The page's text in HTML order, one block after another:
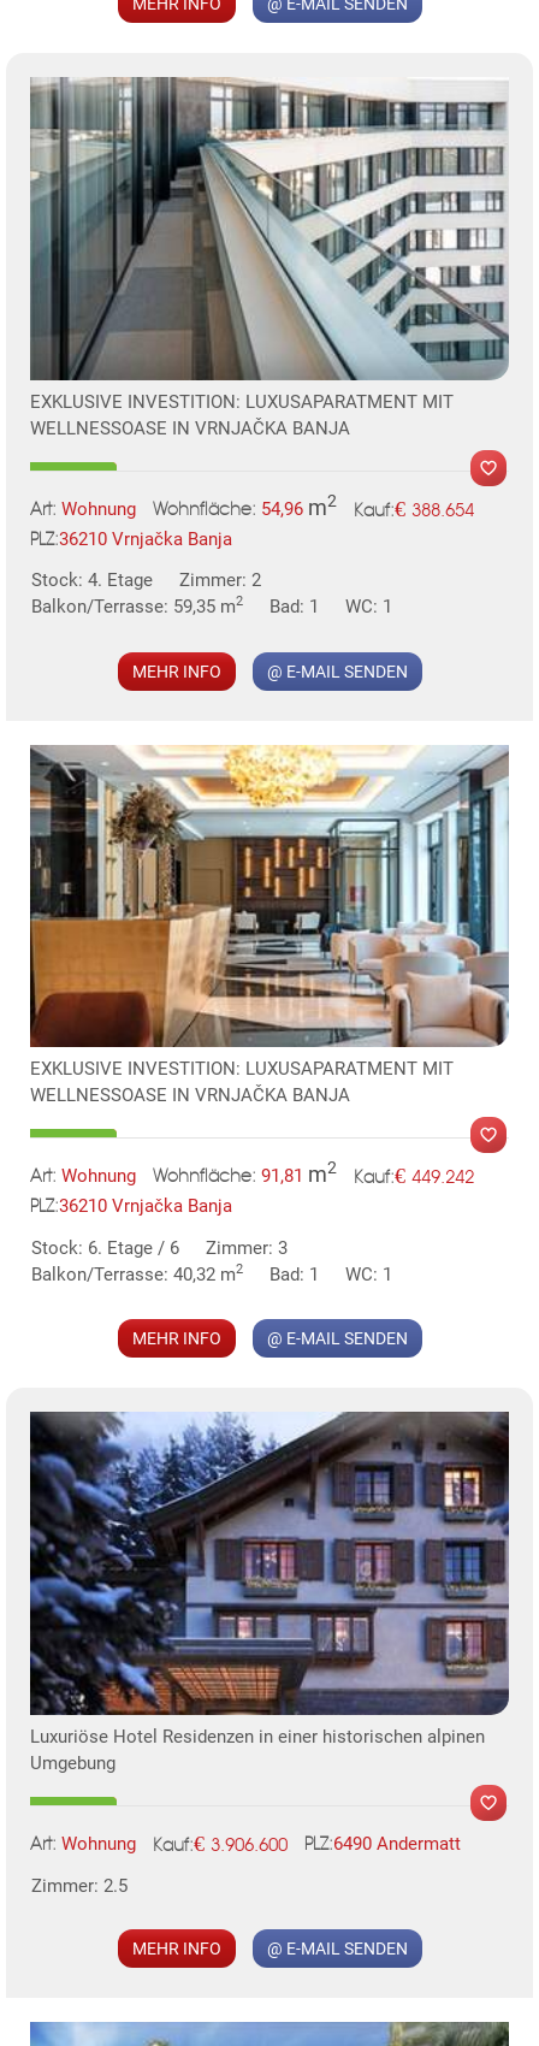
KLIS
TE
KLIS
KLIS
EXKLUSIVE INVESTITION: LUXUSAPARATMENT MIT
WELLNESSOASE IN VRNJAČKA BANJA
Art: Wohnung Wohnfläche: 54,96 m2 Kauf:€ 388.654
PLZ:36210 Vrnjačka Banja
Stock: 4. Etage
Zimmer: 2
Balkon/Terrasse: 59,35 m2 Bad: 1 WC: 1
MEHR INFO @ E-MAIL SENDEN
EXKLUSIVE INVESTITION: LUXUSAPARATMENT MIT
WELLNESSOASE IN VRNJAČKA BANJA
Art: Wohnung Wohnfläche: 91,81 m2 Kauf:€ 449.242
PLZ:36210 Vrnjačka Banja
Stock: 6. Etage / 6
Zimmer: 3
Balkon/Terrasse: 40,32 m2 Bad: 1 WC: 1
MEHR INFO @ E-MAIL SENDEN
Luxuriöse Hotel Residenzen in einer historischen ‍alpinen
Umgebung
Art: Wohnung Kauf:€ 3.906.600 PLZ:6490 Andermatt
Zimmer: 2.5
MEHR INFO @ E-MAIL SENDEN